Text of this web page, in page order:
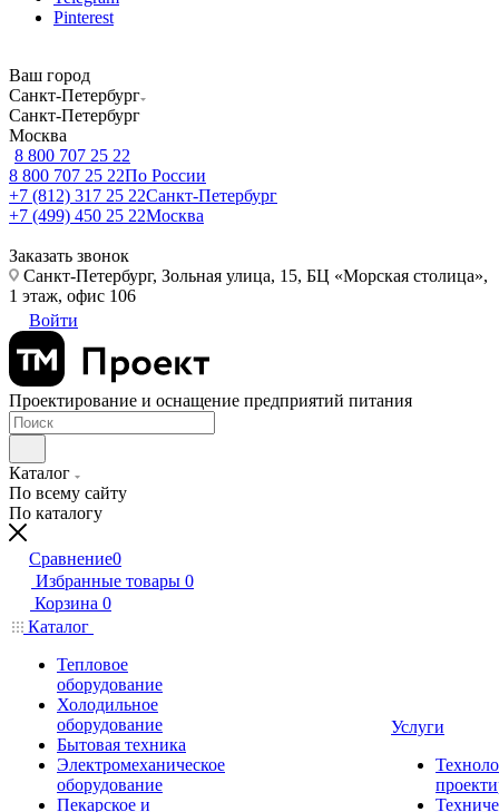
Pinterest
Ваш город
Санкт-Петербург
Санкт-Петербург
Москва
8 800 707 25 22
8 800 707 25 22По России
+7 (812) 317 25 22Санкт-Петербург
+7 (499) 450 25 22Москва
Заказать звонок
Санкт-Петербург, Зольная улица, 15, БЦ «Морская столица»,
1 этаж, офис 106
Войти
Проектирование и оснащение предприятий питания
Каталог
По всему сайту
По каталогу
Сравнение0
Избранные товары 0
Корзина 0
Каталог
Тепловое
оборудование
Холодильное
оборудование
Бытовая техника
Электромеханическое
оборудование
Пекарское и
Услуги